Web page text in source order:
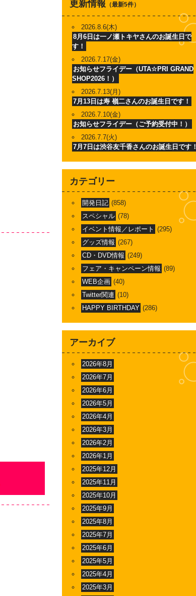
更新情報 （最新5件）
2026.8.6(木)
8月6日は一ノ瀬トキヤさんのお誕生日で
す！
2026.7.17(金)
お知らせフライデー（UTA☆PRI GRAND
SHOP2026！）
2026.7.13(月)
7月13日は寿 嶺二さんのお誕生日です！
2026.7.10(金)
お知らせフライデー（ご予約受付中！）
2026.7.7(火)
7月7日は渋谷友千香さんのお誕生日です！
カテゴリー
開発日記 (858)
スペシャル (78)
イベント情報／レポート (295)
グッズ情報 (267)
CD・DVD情報 (249)
フェア・キャンペーン情報 (89)
WEB企画 (40)
Twitter関連 (10)
HAPPY BIRTHDAY (286)
アーカイブ
2026年8月
2026年7月
2026年6月
2026年5月
2026年4月
2026年3月
2026年2月
2026年1月
2025年12月
2025年11月
2025年10月
2025年9月
2025年8月
2025年7月
2025年6月
2025年5月
2025年4月
2025年3月